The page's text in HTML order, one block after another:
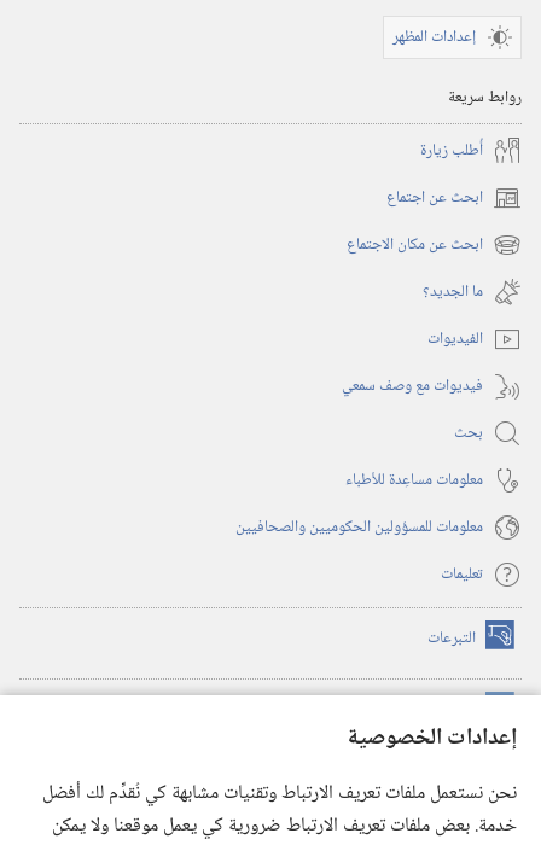
إعدادات الخصوصية
نحن نستعمل ملفات تعريف الارتباط وتقنيات مشابهة كي نُقدِّم لك أفضل
خدمة. بعض ملفات تعريف الارتباط ضرورية كي يعمل موقعنا ولا يمكن
إعدادات المظهر
روابط سريعة
أُطلب زيارة
ابحث عن اجتماع (يفتح
نافذة ابحث عن مكان الاجتماع (يفتح
نافذة
جديدة)
ما الجديد؟‏
الفيديوات
فيديوات مع وصف سمعي
بحث
معلومات مساعِدة للأطباء
معلومات للمسؤولين الحكوميين والصحافيين
تعليمات
التبرعات (يفتح
نافذة
(يفتح
نافذة
(يفتح
نافذة
جديدة) تطبيق ®
JW Library